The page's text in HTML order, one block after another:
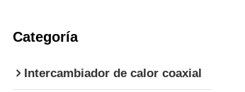
Categoría
Intercambiador de calor coaxial